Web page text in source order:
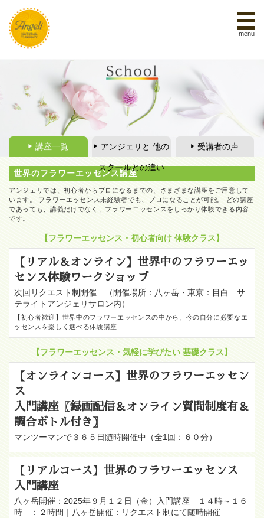
menu
講座一覧 アンジェリと 他の
スクールとの違い
受講者の声
世界のフラワーエッセンス講座
アンジェリでは、初心者からプロになるまでの、さまざまな講座をご用意して
います。 フラワーエッセンス未経験者でも、プロになることが可能。 どの講座
であっても、講義だけでなく、フラワーエッセンスをしっかり体験できる内容
です。
【フラワーエッセンス・初心者向け 体験クラス】
【リアル＆オンライン】世界中のフラワーエッ
センス体験ワークショップ
次回リクエスト制開催 （開催場所：八ヶ岳・東京：目白 サ
テライトアンジェリサロン内）
【初心者歓迎】世界中のフラワーエッセンスの中から、今の自分に必要なエ
ッセンスを楽しく選べる体験講座
【フラワーエッセンス・気軽に学びたい 基礎クラス】
【オンラインコース】世界のフラワーエッセン
ス
入門講座〖録画配信＆オンライン質問制度有＆
調合ボトル付き〗
マンツーマンで３６５日随時開催中（全1回：６０分）
【リアルコース】世界のフラワーエッセンス
入門講座
八ヶ岳開催：2025年９月１２日（金）入門講座 １４時～１６
時 ：２時間｜八ヶ岳開催：リクエスト制にて随時開催